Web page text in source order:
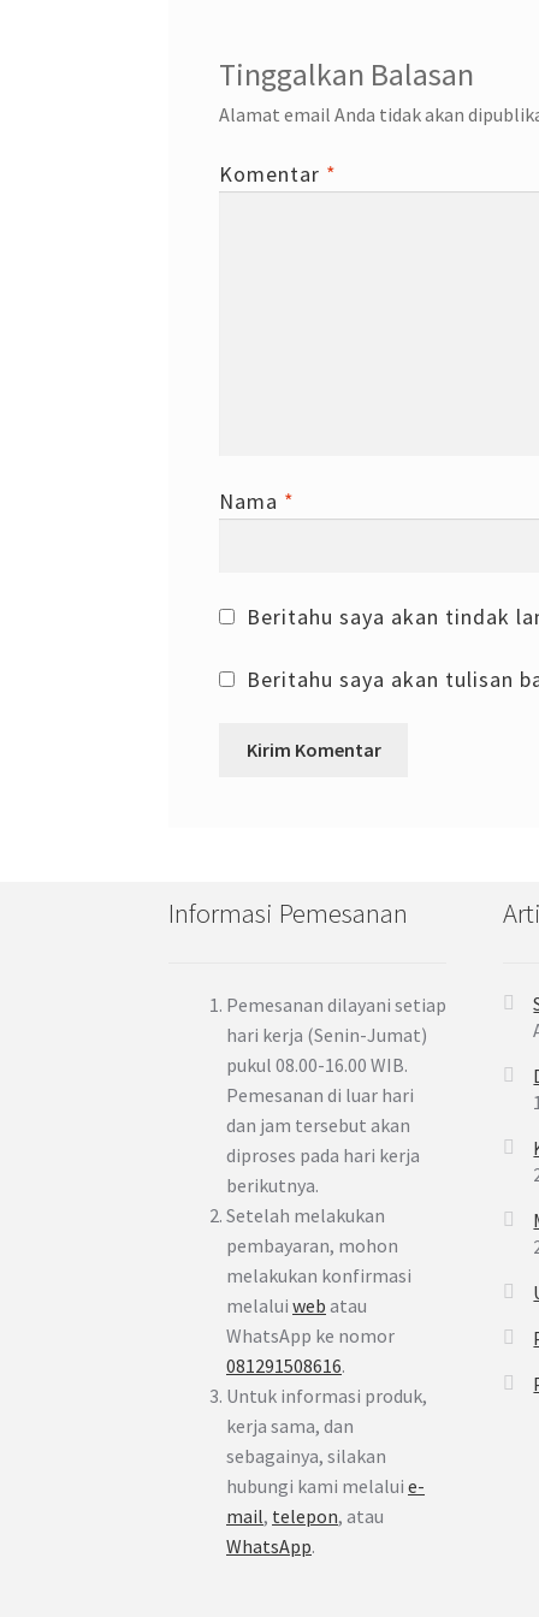
Tinggalkan Balasan
Alamat email Anda tidak akan
Komentar *
Nama *
Beritahu saya akan tindak
Beritahu saya akan tulisan
Informasi Pemesanan
Pemesanan dilayani setiap
hari kerja (Senin-Jumat)
pukul 08.00-16.00 WIB.
Pemesanan di luar hari
dan jam tersebut akan
diproses pada hari kerja
berikutnya.
Setelah melakukan
pembayaran, mohon
melakukan konfirmasi
melaluiweb atau
WhatsApp ke nomor
081291508616.
Untuk informasi produk,
kerja sama, dan
sebagainya, silakan
hubungi kami melaluie-
mail, telepon, atau
WhatsApp.